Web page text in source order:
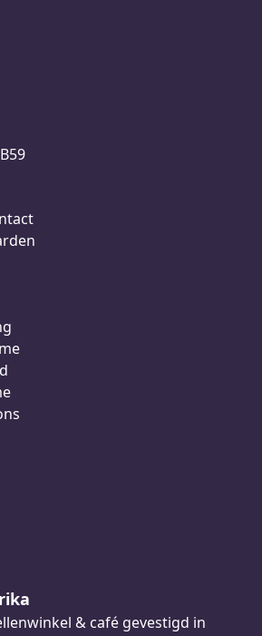
& café gevestigd in